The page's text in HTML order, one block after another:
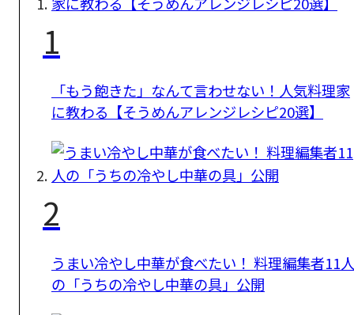
1
「もう飽きた」なんて言わせない！人気料理家
に教わる【そうめんアレンジレシピ20選】
2
うまい冷やし中華が食べたい！ 料理編集者11人
の「うちの冷やし中華の具」公開